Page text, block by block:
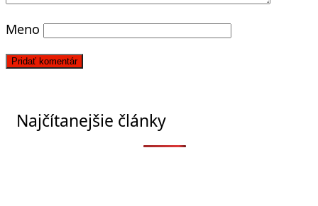
Meno
Najčítanejšie články